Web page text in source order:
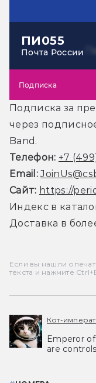
ПИ055
Почта России
Подписка
Подписка за
через
Band.
Телефон: +7
Email:
Сайт: https://
Индекс в
Доставка в
Если вы нашли
текста и нажмите
Кот-
Emperor
are